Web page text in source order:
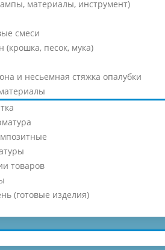
материалы, инструмент)
смеси
(крошка, песок, мука)
и несьемная стяжка опалубки
товаров
(готовые изделия)